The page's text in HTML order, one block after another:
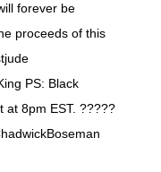
forever be
proceeds of this
PS: Black
at 8pm EST. ?????